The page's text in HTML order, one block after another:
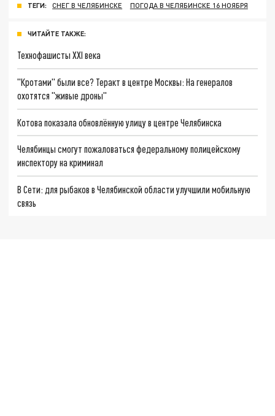
ТЕГИ: СНЕГ В ЧЕЛЯБИНСКЕ ПОГОДА В ЧЕЛЯБИНСКЕ 16 НОЯБРЯ
ЧИТАЙТЕ ТАКЖЕ:
Технофашисты XXI века
"Кротами" были все? Теракт в центре Москвы: На генералов
охотятся "живые дроны"
Котова показала обновлённую улицу в центре Челябинска
Челябинцы смогут пожаловаться федеральному полицейскому
инспектору на криминал
В Сети: для рыбаков в Челябинской области улучшили мобильную
связь